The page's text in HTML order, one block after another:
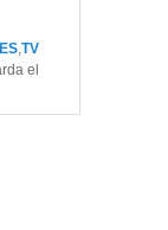
TV
el